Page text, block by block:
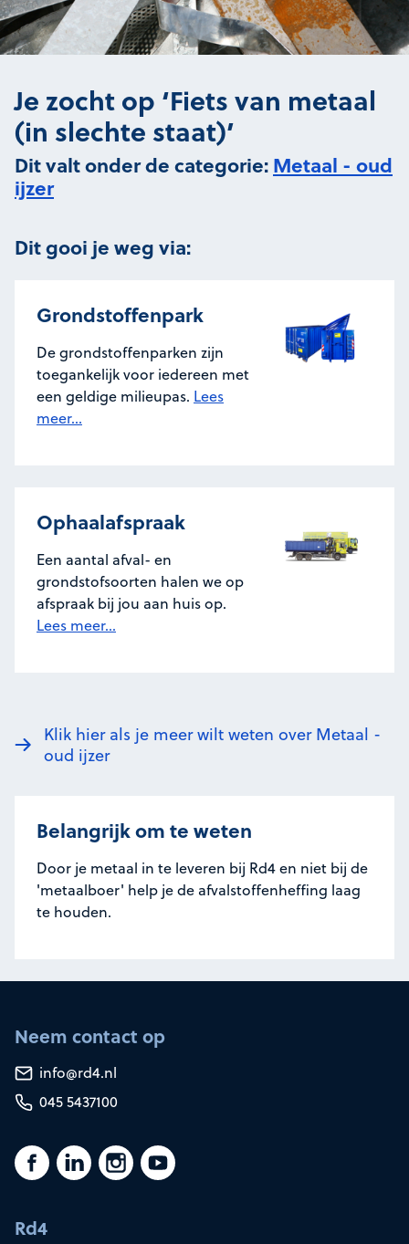
Je zocht op ‘Fiets van metaal
(in slechte staat)’
Dit valt onder de categorie:Metaal - oud
ijzer
Dit gooi je weg via:
Grondstoffenpark
De grondstoffenparken zijn
toegankelijk voor iedereen met
een geldige milieupas. Lees
meer...
Ophaalafspraak
Een aantal afval- en
grondstofsoorten halen we op
afspraak bij jou aan huis op.
Lees meer...
Klik hier als je meer wilt weten over Metaal -
oud ijzer
Belangrijk om te weten
Door je metaal in te leveren bij Rd4 en niet bij de
'metaalboer' help je de afvalstoffenheffing laag
te houden.
Neem contact op
info@rd4.nl
045 5437100
Rd4